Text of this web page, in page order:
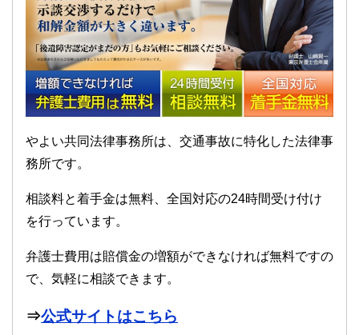
やよい共同法律事務所は、交通事故に特化した法律事
務所です。
相談料と着手金は無料、全国対応の24時間受け付け
を行っています。
弁護士費用は賠償金の増額ができなければ無料ですの
で、気軽に相談できます。
⇒公式サイトはこちら